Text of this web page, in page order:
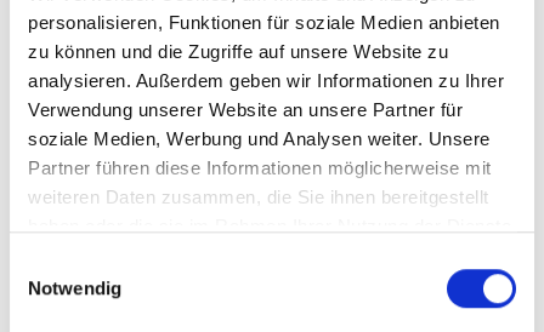
personalisieren, Funktionen für soziale Medien anbieten
zu können und die Zugriffe auf unsere Website zu
analysieren. Außerdem geben wir Informationen zu Ihrer
Verwendung unserer Website an unsere Partner für
soziale Medien, Werbung und Analysen weiter. Unsere
Partner führen diese Informationen möglicherweise mit
weiteren Daten zusammen, die Sie ihnen bereitgestellt
Notwendig
FR / FRS
HC / HCH
TH / THM Triplex
FMH / FH P Triplex
RK